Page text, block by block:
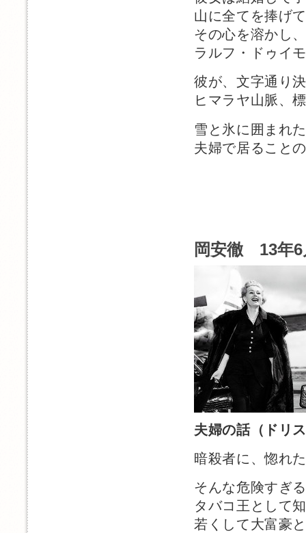
山に全てを捧げ
その心を溶かし
ラルフ・ドゥイ
彼が、文字通り
ヒマラヤ山脈、
雪と氷に囲まれ
夫婦で居ること
岡安徹 13年6
夫婦の話（ドリ
暗殺者に、惚れ
そんな危険すぎ
タバコ王として
若くして大富豪